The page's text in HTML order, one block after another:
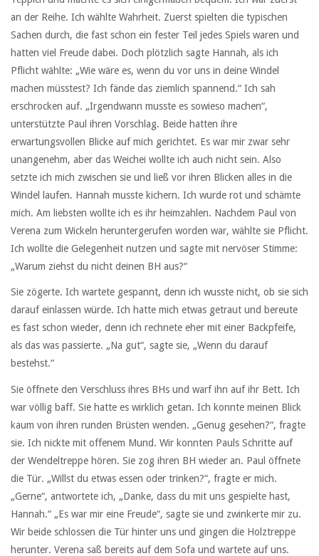
an der Reihe. Ich wählte Wahrheit. Zuerst spielten die typischen
Sachen durch, die fast schon ein fester Teil jedes Spiels waren und
hatten viel Freude dabei. Doch plötzlich sagte Hannah, als ich
Pflicht wählte: „Wie wäre es, wenn du vor uns in deine Windel
machen müsstest? Ich fände das ziemlich spannend.“ Ich sah
erschrocken auf. „Irgendwann musste es sowieso machen“,
unterstützte Paul ihren Vorschlag. Beide hatten ihre
erwartungsvollen Blicke auf mich gerichtet. Es war mir zwar sehr
unangenehm, aber das Weichei wollte ich auch nicht sein. Also
setzte ich mich zwischen sie und ließ vor ihren Blicken alles in die
Windel laufen. Hannah musste kichern. Ich wurde rot und schämte
mich. Am liebsten wollte ich es ihr heimzahlen. Nachdem Paul von
Verena zum Wickeln heruntergerufen worden war, wählte sie Pflicht.
Ich wollte die Gelegenheit nutzen und sagte mit nervöser Stimme:
„Warum ziehst du nicht deinen BH aus?“
Sie zögerte. Ich wartete gespannt, denn ich wusste nicht, ob sie sich
darauf einlassen würde. Ich hatte mich etwas getraut und bereute
es fast schon wieder, denn ich rechnete eher mit einer Backpfeife,
als das was passierte. „Na gut“, sagte sie, „Wenn du darauf
bestehst.“
Sie öffnete den Verschluss ihres BHs und warf ihn auf ihr Bett. Ich
war völlig baff. Sie hatte es wirklich getan. Ich konnte meinen Blick
kaum von ihren runden Brüsten wenden. „Genug gesehen?“, fragte
sie. Ich nickte mit offenem Mund. Wir konnten Pauls Schritte auf
der Wendeltreppe hören. Sie zog ihren BH wieder an. Paul öffnete
die Tür. „Willst du etwas essen oder trinken?“, fragte er mich.
„Gerne“, antwortete ich, „Danke, dass du mit uns gespielte hast,
Hannah.“ „Es war mir eine Freude“, sagte sie und zwinkerte mir zu.
Wir beide schlossen die Tür hinter uns und gingen die Holztreppe
herunter. Verena saß bereits auf dem Sofa und wartete auf uns.